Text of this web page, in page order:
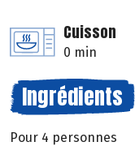
Cuisson
0 min
Ingrédients
Pour 4 personnes